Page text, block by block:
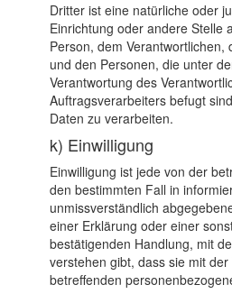
Dritter ist eine natürliche oder
Einrichtung oder andere Stelle
Person, dem
und den Personen, die unter
Verantwortung des
Auftragsverarbeiters befugt
Daten zu verarbeiten.
k) Einwilligung
Einwilligung ist jede von der
den bestimmten Fall in
unmissverständlich
einer Erklärung oder einer
bestätigenden Handlung, mit
verstehen gibt, dass sie mit
betreffenden